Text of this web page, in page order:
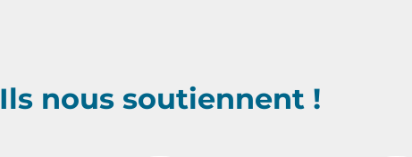
Ils nous soutiennent !